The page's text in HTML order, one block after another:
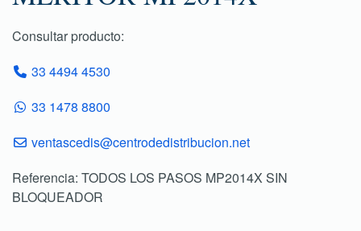
Consultar producto:
33 4494 4530
33 1478 8800
ventascedis@centrodedistribucion.net
Referencia: TODOS LOS PASOS MP2014X SIN
BLOQUEADOR